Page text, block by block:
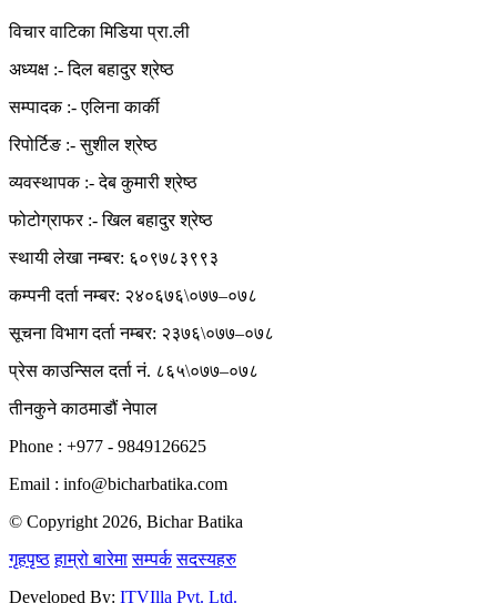
विचार वाटिका मिडिया प्रा.ली
अध्यक्ष :- दिल बहादुर श्रेष्ठ
सम्पादक :- एलिना कार्की
रिपोर्टिङ :- सुशील श्रेष्ठ
व्यवस्थापक :- देब कुमारी श्रेष्ठ
फोटोग्राफर :- खिल बहादुर श्रेष्ठ
स्थायी लेखा नम्बर: ६०९७८३९९३
कम्पनी दर्ता नम्बर: २४०६७६\०७७–०७८
सूचना विभाग दर्ता नम्बर: २३७६\०७७–०७८
प्रेस काउन्सिल दर्ता नं. ८६५\०७७–०७८
तीनकुने काठमाडौं नेपाल
Phone : +977 - 9849126625
Email : info@bicharbatika.com
© Copyright 2026, Bichar Batika
गृहपृष्ठ हाम्रो बारेमा सम्पर्क सदस्यहरु
Developed By: ITVIlla Pvt. Ltd.